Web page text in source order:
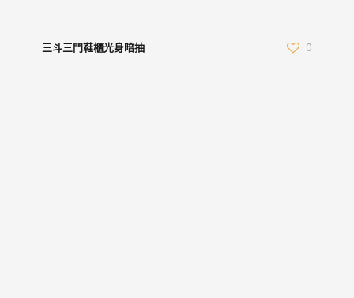
三斗三門鞋櫃光身暗抽 0